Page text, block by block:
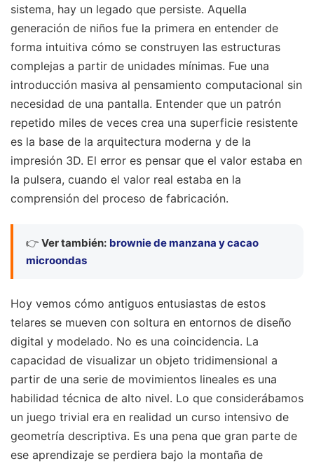
sistema, hay un legado que persiste. Aquella
generación de niños fue la primera en entender de
forma intuitiva cómo se construyen las estructuras
complejas a partir de unidades mínimas. Fue una
introducción masiva al pensamiento computacional sin
necesidad de una pantalla. Entender que un patrón
repetido miles de veces crea una superficie resistente
es la base de la arquitectura moderna y de la
impresión 3D. El error es pensar que el valor estaba en
la pulsera, cuando el valor real estaba en la
comprensión del proceso de fabricación.
👉 Ver también: brownie de manzana y cacao
microondas
Hoy vemos cómo antiguos entusiastas de estos
telares se mueven con soltura en entornos de diseño
digital y modelado. No es una coincidencia. La
capacidad de visualizar un objeto tridimensional a
partir de una serie de movimientos lineales es una
habilidad técnica de alto nivel. Lo que considerábamos
un juego trivial era en realidad un curso intensivo de
geometría descriptiva. Es una pena que gran parte de
ese aprendizaje se perdiera bajo la montaña de